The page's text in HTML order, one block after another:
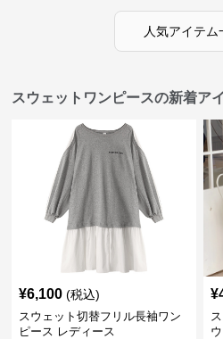
人気アイテム
スウェットワンピースの新着ア
¥6,100 (税込)
スウェット切替フリル長袖ワン
ピース レディース
¥